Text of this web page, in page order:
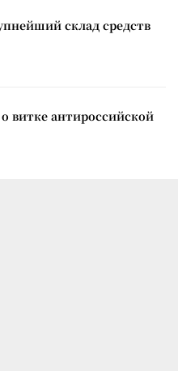
склад средств
витке антироссийской